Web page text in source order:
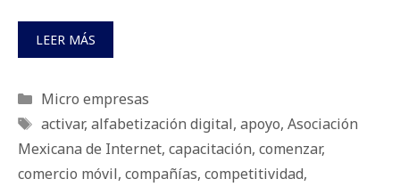
LEER MÁS
Categorías
Micro empresas
Etiquetas
activar, alfabetización digital, apoyo, Asociación
Mexicana de Internet, capacitación, comenzar,
comercio móvil, compañías, competitividad,